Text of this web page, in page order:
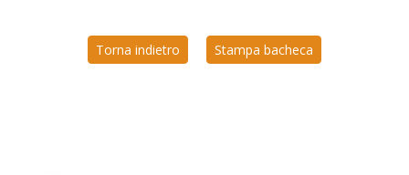
Torna indietro Stampa bacheca